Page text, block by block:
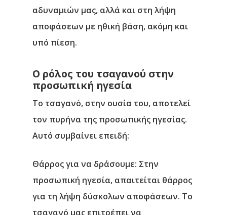
αδυναμιών μας, αλλά και στη λήψη
αποφάσεων με ηθική βάση, ακόμη και
υπό πίεση.
Ο ρόλος του τσαγανού στην
προσωπική ηγεσία
Το τσαγανό, στην ουσία του, αποτελεί
τον πυρήνα της προσωπικής ηγεσίας.
Αυτό συμβαίνει επειδή:
Θάρρος για να δράσουμε: Στην
προσωπική ηγεσία, απαιτείται θάρρος
για τη λήψη δύσκολων αποφάσεων. Το
τσαγανό μας επιτρέπει να